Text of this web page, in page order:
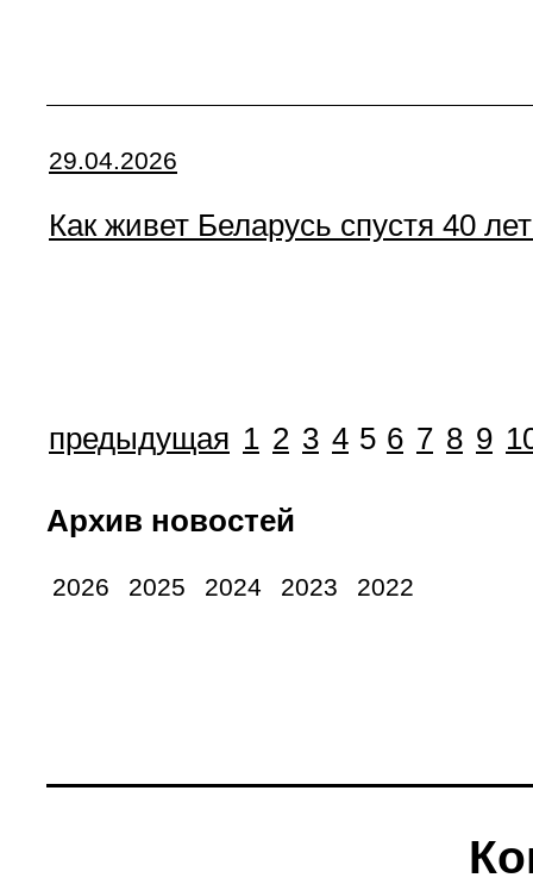
29.04.2026
Как живет Беларусь спустя 40
предыдущая 1 2 3 4 5 6 7 8 9
Архив новостей
2026 2025 2024 2023 2022